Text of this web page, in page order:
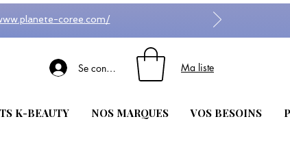
coree.com/
Se connecter Ma liste
K-BEAUTY NOS MARQUES VOS BESOINS